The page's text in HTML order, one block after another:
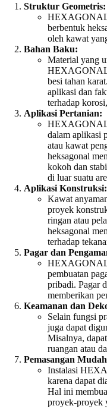
Struktur Geometris:
HEXAGONAL
berbentuk
oleh kawat
Bahan Baku:
Material yang
HEXAGONAL
besi tahan
aplikasi dan
terhadap
Aplikasi Pertanian:
HEXAGONAL
dalam aplikasi
atau kawat
heksagonal
kokoh dan
di luar suatu
Aplikasi Konstruksi:
Kawat
proyek
ringan atau
heksagonal
terhadap
Pagar dan
HEXAGONAL
pembuatan
pribadi. Pagar
memberikan
Keamanan dan
Selain fungsi
juga dapat
Misalnya,
ruangan atau
Pemasangan
Instalasi
karena dapat
Hal ini
proyek-proyek